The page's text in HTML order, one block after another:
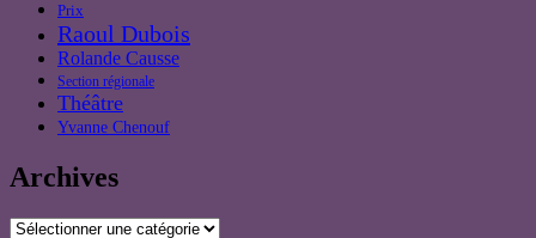
Prix
Raoul Dubois
Rolande Causse
Section régionale
Théâtre
Yvanne Chenouf
Archives
Archives